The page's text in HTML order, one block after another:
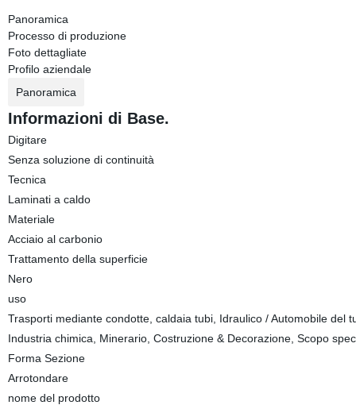
Panoramica
Processo di produzione
Foto dettagliate
Profilo aziendale
Panoramica
Informazioni di Base.
Digitare
Senza soluzione di continuità
Tecnica
Laminati a caldo
Materiale
Acciaio al carbonio
Trattamento della superficie
Nero
uso
Trasporti mediante condotte, caldaia tubi, Idraulico / Automobile del
Industria chimica, Minerario, Costruzione & Decorazione, Scopo
Forma Sezione
Arrotondare
nome del prodotto